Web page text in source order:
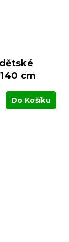
cm
Do Košíku